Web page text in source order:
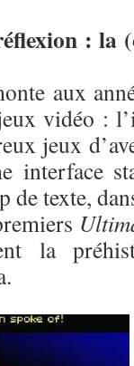
: la
aux
vidéo :
jeux
interface
de texte,
la